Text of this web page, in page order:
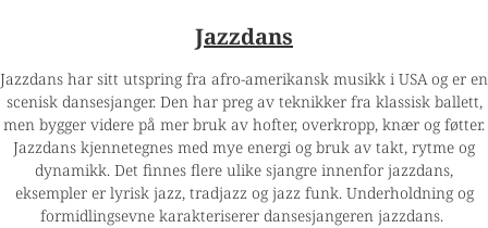
Jazzdans
Jazzdans har sitt utspring fra afro-amerikansk musikk i USA og er en
scenisk dansesjanger. Den har preg av teknikker fra klassisk ballett,
men bygger videre på mer bruk av hofter, overkropp, knær og føtter.
Jazzdans kjennetegnes med mye energi og bruk av takt, rytme og
dynamikk. Det finnes flere ulike sjangre innenfor jazzdans,
eksempler er lyrisk jazz, tradjazz og jazz funk. Underholdning og
formidlingsevne karakteriserer dansesjangeren jazzdans.